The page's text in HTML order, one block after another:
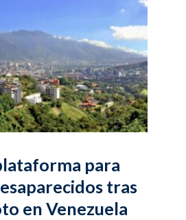
para
tras
en Venezuela